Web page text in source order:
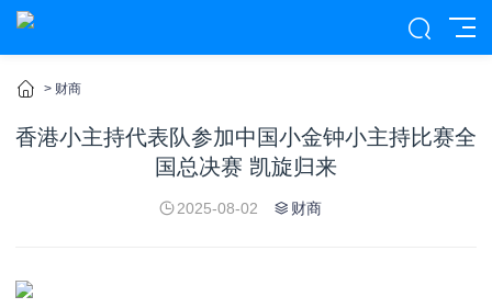
> 财商
香港小主持代表队参加中国小金钟小主持比赛全
国总决赛 凯旋归来
2025-08-02 财商